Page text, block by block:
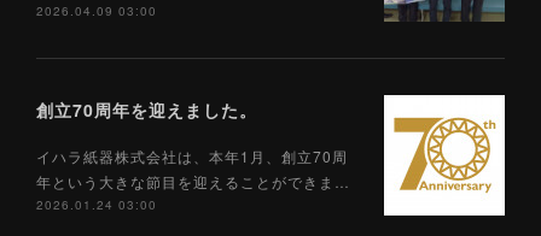
2026.04.09 03:00
創立70周年を迎えました。
イハラ紙器株式会社は、本年1月、創立70周
年という大きな節目を迎えることができま…
2026.01.24 03:00